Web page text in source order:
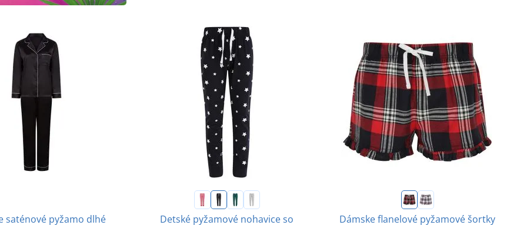
saténové pyžamo dlhé
Detské pyžamové nohavice so
Dámske flanelové pyžamové šortky